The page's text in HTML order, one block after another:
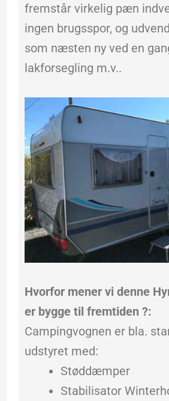
fremstår virkelig pæn
ingen brugsspor, og
som næsten ny ved en
lakforsegling m.v..
Hvorfor mener vi denne
er bygge til fremtiden ?:
Campingvognen er bla.
udstyret med:
Støddæmper
Stabilisator